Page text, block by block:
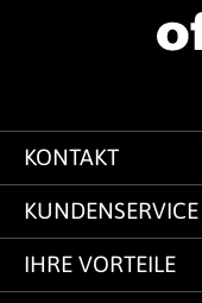
KONTAKT
KUNDENSERVICE
IHRE VORTEILE